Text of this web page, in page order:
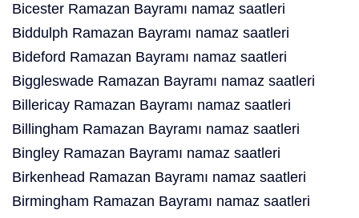
Bicester Ramazan Bayramı namaz saatleri
Biddulph Ramazan Bayramı namaz saatleri
Bideford Ramazan Bayramı namaz saatleri
Biggleswade Ramazan Bayramı namaz saatleri
Billericay Ramazan Bayramı namaz saatleri
Billingham Ramazan Bayramı namaz saatleri
Bingley Ramazan Bayramı namaz saatleri
Birkenhead Ramazan Bayramı namaz saatleri
Birmingham Ramazan Bayramı namaz saatleri